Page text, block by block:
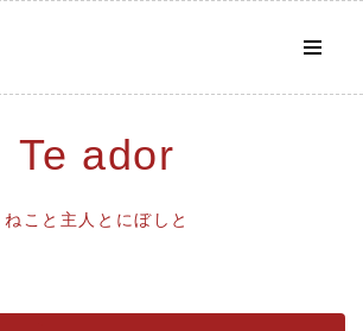
Te ador
ねこと主人とにぼしと